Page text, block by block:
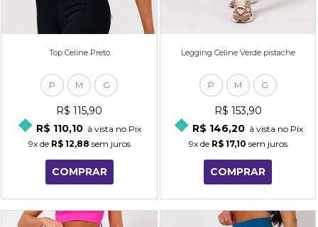
Top Celine Preto
P M G
R$ 115,90
R$ 110,10 à vista no Pix
9xde R$ 12,88 sem juros
COMPRAR
Legging Celine Verde pistache
P M G
R$ 153,90
R$ 146,20 à vista no Pix
9xde R$ 17,10 sem juros
COMPRAR